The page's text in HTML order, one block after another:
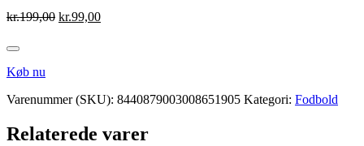
kr.199,00 Den
kr.99,00Den
Køb nu
Varenummer (SKU): 8440879003008651905 Kategori: Fodbold
Relaterede varer